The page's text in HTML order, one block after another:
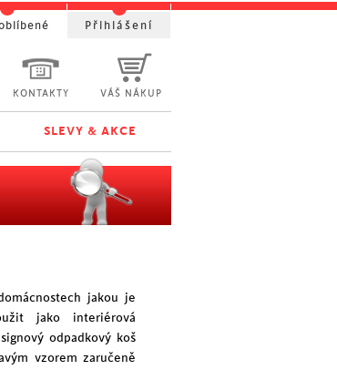
jakou je
jako interiérová
odpadkový koš
vzorem zaručeně
KONTAKTY VÁŠ NÁKUP
SLEVY & AKCE
Přihlášení